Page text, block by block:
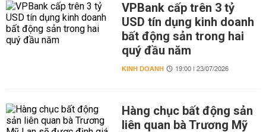
VPBank cấp trên 3 tỷ
USD tín dụng kinh doanh
bất động sản trong hai
quý đầu năm
KINH DOANH 19:00 | 23/07/2026
Hàng chục bất động sản
liên quan bà Trương Mỹ